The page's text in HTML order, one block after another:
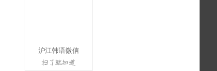
沪江韩语微信